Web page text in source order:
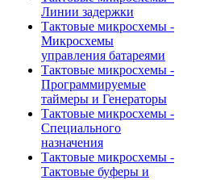
Линии задержки
Тактовые микросхемы -
Микросхемы
управления батареями
Тактовые микросхемы -
Программируемые
таймеры и Генераторы
Тактовые микросхемы -
Специального
назначения
Тактовые микросхемы -
Тактовые буферы и